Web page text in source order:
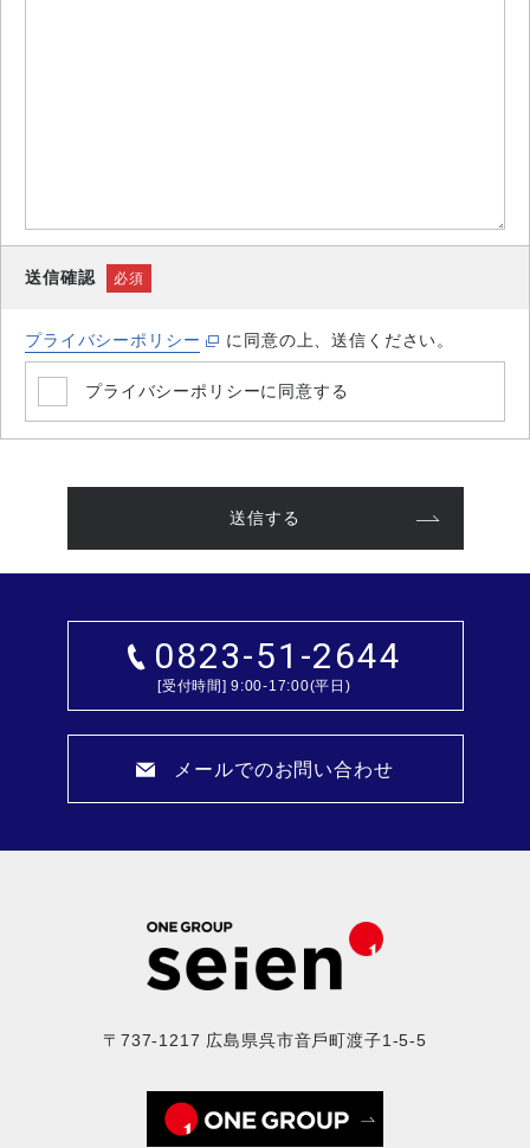
送信確認 必須
プライバシーポリシー に同意の上、送信ください。
プライバシーポリシーに同意する
送信する
0823-51-2644
[受付時間] 9:00-17:00(平日)
メールでのお問い合わせ
〒737-1217 広島県呉市⾳⼾町渡⼦1-5-5